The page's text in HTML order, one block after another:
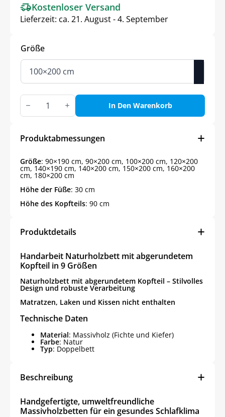
725,95€
508,13€.
Kostenloser Versand
Lieferzeit: ca. 21. August - 4. September
Größe
Naturholzbett
mit
abgerundetem
9
In Den Warenkorb
Produktabmessungen
Größe: 90×190 cm, 90×200 cm, 100×200 cm, 120×200
cm, 140×190 cm, 140×200 cm, 150×200 cm, 160×200
cm, 180×200 cm
Höhe der Füße: 30 cm
Höhe des Kopfteils: 90 cm
Produktdetails
Handarbeit Naturholzbett mit abgerundetem
Kopfteil in 9 Größen
Naturholzbett mit abgerundetem Kopfteil – Stilvolles
Design und robuste Verarbeitung
Matratzen, Laken und Kissen nicht enthalten
Technische Daten
Material: Massivholz (Fichte und Kiefer)
Farbe: Natur
Typ: Doppelbett
Beschreibung
Handgefertigte, umweltfreundliche
Massivholzbetten für ein gesundes Schlafklima